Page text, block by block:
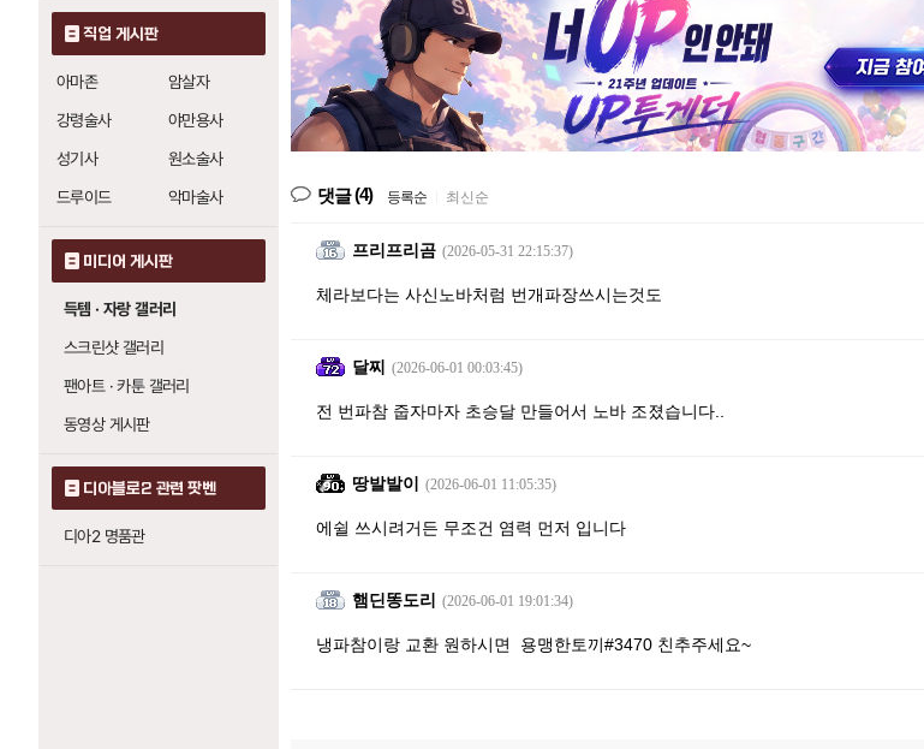
직업 게시판
아마존
암살자
강령술사
야만용사
성기사
원소술사
드루이드
악마술사
미디어 게시판
득템 · 자랑 갤러리
스크린샷 갤러리
팬아트 · 카툰 갤러리
동영상 게시판
디아블로2 관련 팟벤
디아2 명품관
댓글(4) 등록순 최신순
프리프리곰 (2026-05-31 22:15:37)
체라보다는 사신노바처럼 번개파장쓰시는것도
달찌 (2026-06-01 00:03:45)
전 번파참 줍자마자 초승달 만들어서 노바 조졌습니다..
땅발발이 (2026-06-01 11:05:35)
에쉴 쓰시려거든 무조건 염력 먼저 입니다
햄딘똥도리 (2026-06-01 19:01:34)
냉파참이랑 교환 원하시면 용맹한토끼#3470 친추주세요~